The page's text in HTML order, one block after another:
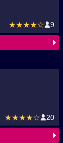
★★★★☆ 9
★★★★☆ 20